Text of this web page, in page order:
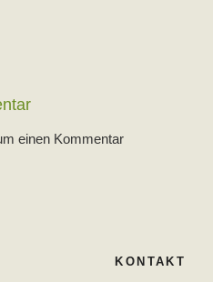
einen Kommentar
KONTAKT